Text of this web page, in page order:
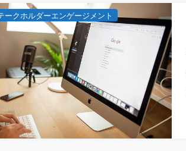
ークホルダーエンゲージメント